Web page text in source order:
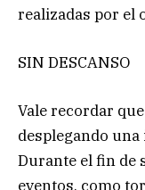
realizadas por el
SIN DESCANSO
Vale recordar
desplegando
Durante el fin de
eventos, como